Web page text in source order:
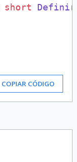
short
COPIAR CÓDIGO